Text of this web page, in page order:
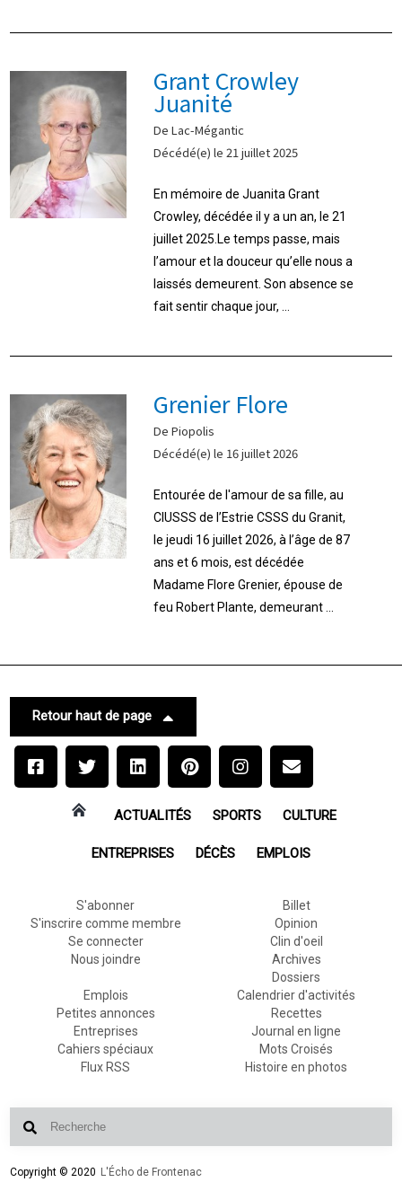
Grant Crowley
Juanité
De Lac-Mégantic
Décédé(e) le 21 juillet 2025
En mémoire de Juanita Grant
Crowley, décédée il y a un an, le 21
juillet 2025.Le temps passe, mais
l’amour et la douceur qu’elle nous a
laissés demeurent. Son absence se
fait sentir chaque jour, ...
Grenier Flore
De Piopolis
Décédé(e) le 16 juillet 2026
Entourée de l'amour de sa fille, au
CIUSSS de l’Estrie CSSS du Granit,
le jeudi 16 juillet 2026, à l’âge de 87
ans et 6 mois, est décédée
Madame Flore Grenier, épouse de
feu Robert Plante, demeurant ...
Retour haut de page
ACTUALITÉS SPORTS CULTURE
ENTREPRISES DÉCÈS EMPLOIS
S'abonner
S'inscrire comme membre
Se connecter
Nous joindre
Billet
Opinion
Clin d'oeil
Archives
Dossiers
Emplois
Petites annonces
Entreprises
Cahiers spéciaux
Flux RSS
Calendrier d'activités
Recettes
Journal en ligne
Mots Croisés
Histoire en photos
Copyright © 2020 L'Écho de Frontenac